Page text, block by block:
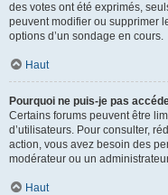
des votes ont été exprimés,
peuvent modifier ou supprimer
options d’un sondage en cours.
Haut
Pourquoi ne puis-je pas
Certains forums peuvent être
d’utilisateurs. Pour consulter,
action, vous avez besoin des
modérateur ou un
Haut